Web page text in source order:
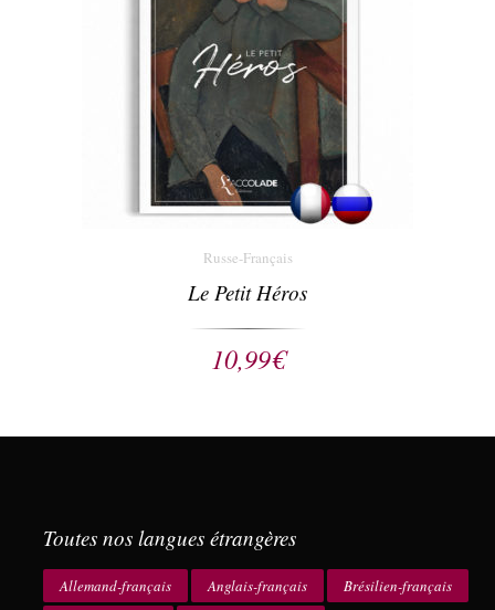
Russe-Français
Le Petit Héros
10,99€
Toutes nos langues étrangères
Allemand-français Anglais-français
Brésilien-français